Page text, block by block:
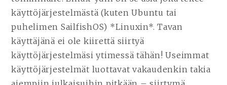
käyttöjärjestelmästä (kuten Ubuntu tai
puhelimen SailfishOS) *Linuxin*. Tavan
käyttäjänä ei ole kiirettä siirtyä
käyttöjärjestelmäsi ytimessä tähän! Useimmat
käyttöjärjestelmät luottavat vakaudenkin takia